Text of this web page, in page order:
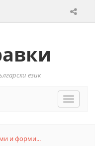
език
Toggle
и форми...